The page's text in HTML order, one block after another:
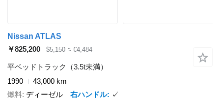
Nissan ATLAS
￥825,200
$5,150 ≈ €4,484
平ベッドトラック（3.5t未満）
1990
43,000 km
燃料 ディーゼル 右ハンドル ✓